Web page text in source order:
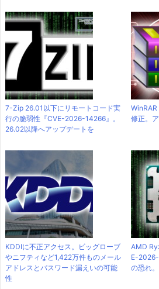
7-Zip 26.01以下にリモートコード実
行の脆弱性『CVE-2026-14266』。
26.02以降へアップデートを
修正。
KDDIに不正アクセス。ビッグローブ
やニフティなど1,422万件ものメール
アドレスとパスワード漏えいの可能
性
AMD
E-
の恐れ